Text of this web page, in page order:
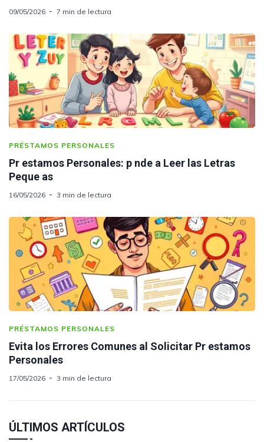
09/05/2026 7 min de lectura
PRÉSTAMOS PERSONALES
Pr estamos Personales: p nde a Leer las Letras
Peque as
16/05/2026 3 min de lectura
PRÉSTAMOS PERSONALES
Evita los Errores Comunes al Solicitar Pr estamos
Personales
17/05/2026 3 min de lectura
ÚLTIMOS ARTÍCULOS